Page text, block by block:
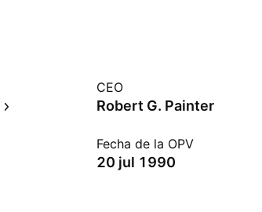
CEO
Robert G. Painter
Fecha de la OPV
20 jul 1990